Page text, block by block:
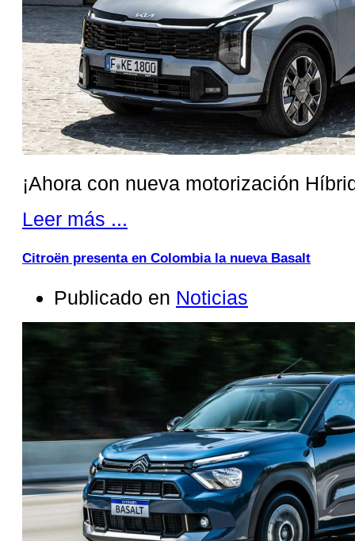
¡Ahora con nueva motorización
Leer más ...
Citroën presenta en Colombia la nueva Basalt
Publicado en Noticias